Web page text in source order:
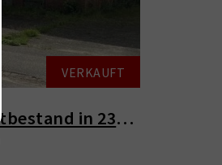
VERKAUFT
Grundstück mit Altbestand in 23869 Elmenhorst